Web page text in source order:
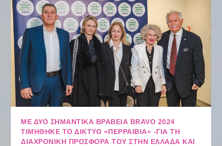
ΜΕ ΔΎΟ ΣΗΜΑΝΤΙΚΆ ΒΡΑΒΕΊΑ BRAVO 2024
ΤΙΜΉΘΗΚΕ ΤΟ ΔΊΚΤΥΟ «ΠΕΡΡΑΙΒΙΑ» -ΓΙΑ ΤΗ
ΔΙΑΧΡΟΝΙΚΉ ΠΡΟΣΦΟΡΆ ΤΟΥ ΣΤΗΝ ΕΛΛΆΔΑ ΚΑΙ